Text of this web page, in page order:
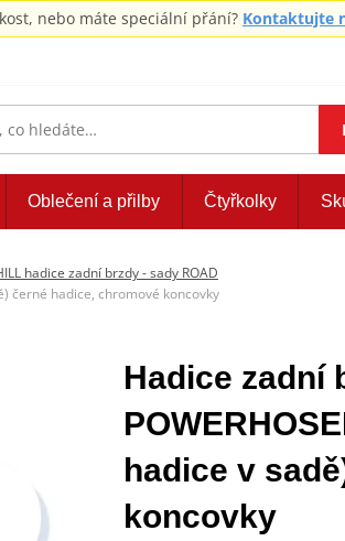
nebo máte speciální přání? Kontaktujte
Oblečení a přilby Čtyřkolky
hadice zadní brzdy - sady ROAD
černé hadice, chromové koncovky
Hadice zadní
hadice v
koncovky